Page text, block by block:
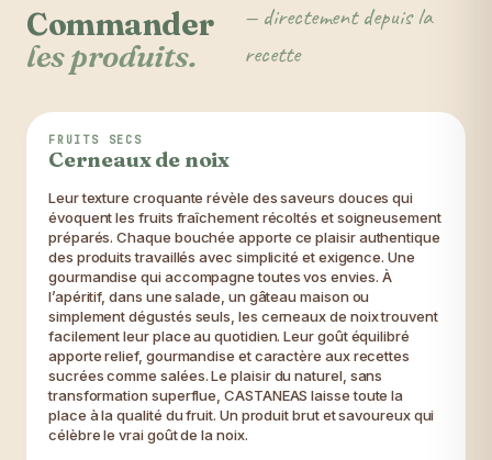
Commander
les produits.
— directement depuis la
recette
le vrai goût de la noix
FRUITS SECS
Cerneaux de noix
Leur texture croquante révèle des saveurs douces qui
évoquent les fruits fraîchement récoltés et soigneusement
préparés. Chaque bouchée apporte ce plaisir authentique
des produits travaillés avec simplicité et exigence. Une
gourmandise qui accompagne toutes vos envies. À
l’apéritif, dans une salade, un gâteau maison ou
simplement dégustés seuls, les cerneaux de noix trouvent
facilement leur place au quotidien. Leur goût équilibré
apporte relief, gourmandise et caractère aux recettes
sucrées comme salées. Le plaisir du naturel, sans
transformation superflue, CASTANEAS laisse toute la
place à la qualité du fruit. Un produit brut et savoureux qui
célèbre le vrai goût de la noix.